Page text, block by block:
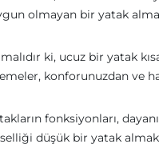
olmayan bir yatak
ki, ucuz bir yatak
konforunuzdan ve
fonksiyonları,
düşük bir yatak